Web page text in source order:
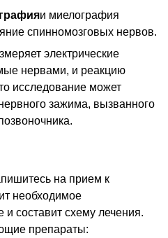
и миелография
спинномозговых нервов.
электрические
нервами, и реакцию
исследование может
зажима, вызванного
на прием к
необходимое
составит схему лечения.
препараты: